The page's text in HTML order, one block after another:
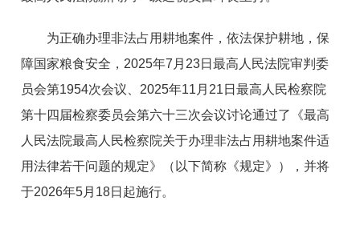
为正确办理非法占用耕地案件，依法保护耕地，保
障国家粮食安全，2025年7月23日最高人民法院审判委
员会第1954次会议、2025年11月21日最高人民检察院
第十四届检察委员会第六十三次会议讨论通过了《最高
人民法院最高人民检察院关于办理非法占用耕地案件适
用法律若干问题的规定》（以下简称《规定》），并将
于2026年5月18日起施行。